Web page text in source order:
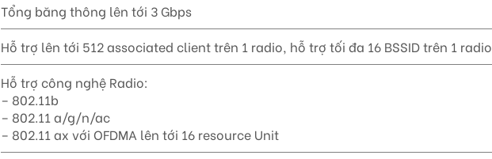
Tổng băng thông lên tới 3 Gbps
Hỗ trợ lên tới 512 associated client trên 1 radio, hỗ trợ tối đa 16 BSSID trên 1 radio
Hỗ trợ công nghệ Radio:
– 802.11b
– 802.11 a/g/n/ac
– 802.11 ax với OFDMA lên tới 16 resource Unit